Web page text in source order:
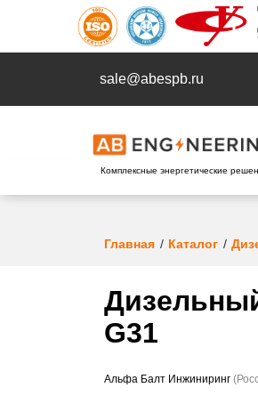
sale@abespb.ru
Комплексные энергетические
Главная Каталог
G31
Альфа Балт Инжиниринг